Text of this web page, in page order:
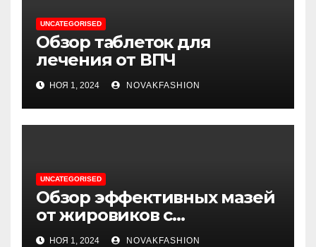
UNCATEGORISED
Обзор таблеток для
лечения от ВПЧ
НОЯ 1, 2024 NOVAKFASHION
UNCATEGORISED
Обзор эффективных мазей
от жировиков с
рассасывающим эффектом
НОЯ 1, 2024 NOVAKFASHION